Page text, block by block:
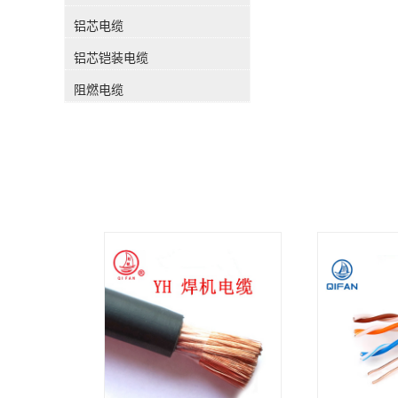
铝芯电缆
铝芯铠装电缆
阻燃电缆